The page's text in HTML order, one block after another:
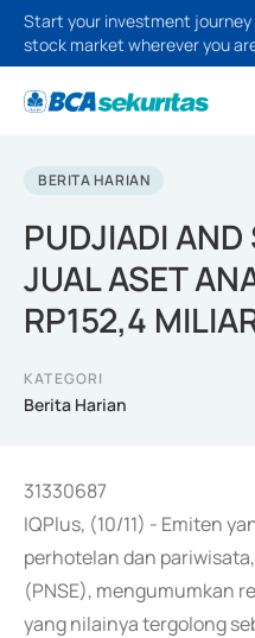
Start your investment
stock market wherever you
BERITA HARIAN
PUDJIADI
JUAL ASET
RP152,4
KATEGORI
Berita Harian
31330687
IQPlus, (10/11) - Emiten
perhotelan dan
(PNSE), mengumumkan
yang nilainya tergolong